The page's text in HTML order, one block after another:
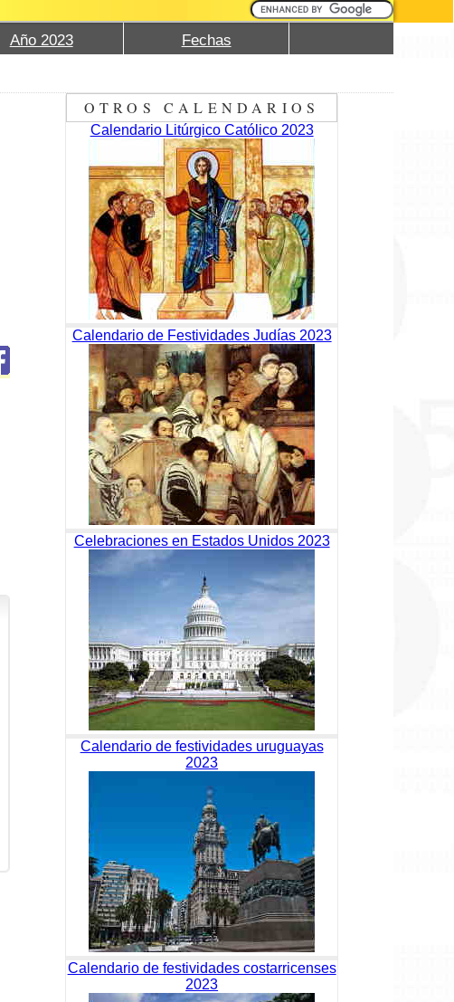
Año 2023 Fechas
OTROS CALENDARIOS
Calendario Litúrgico Católico 2023
Calendario de Festividades Judías 2023
Celebraciones en Estados Unidos 2023
Calendario de festividades uruguayas
2023
Calendario de festividades costarricenses
2023